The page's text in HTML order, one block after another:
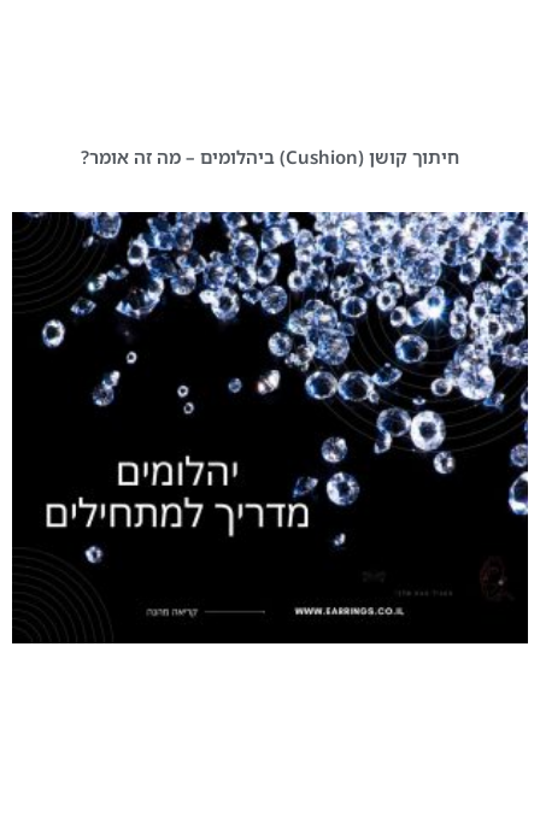
חיתוך קושן (Cushion) ביהלומים – מה זה אומר?